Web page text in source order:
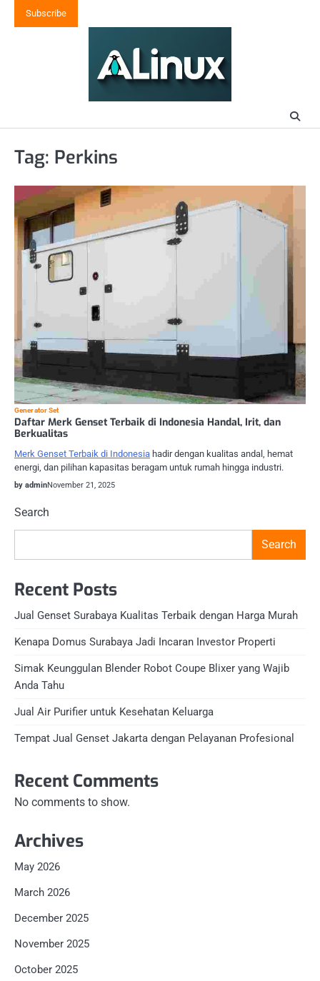
Subscribe
Tag: Perkins
Generator Set
Daftar Merk Genset Terbaik di Indonesia Handal, Irit, dan
Berkualitas
Merk Genset Terbaik di Indonesia hadir dengan kualitas andal, hemat
energi, dan pilihan kapasitas beragam untuk rumah hingga industri.
by adminNovember 21, 2025
Search
Search
Recent Posts
Jual Genset Surabaya Kualitas Terbaik dengan Harga Murah
Kenapa Domus Surabaya Jadi Incaran Investor Properti
Simak Keunggulan Blender Robot Coupe Blixer yang Wajib
Anda Tahu
Jual Air Purifier untuk Kesehatan Keluarga
Tempat Jual Genset Jakarta dengan Pelayanan Profesional
Recent Comments
No comments to show.
Archives
May 2026
March 2026
December 2025
November 2025
October 2025